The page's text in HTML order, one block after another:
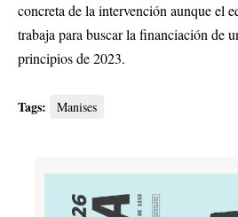
concreta de la intervención aunque el
trabaja para buscar la financiación de
principios de 2023.
Tags: Manises